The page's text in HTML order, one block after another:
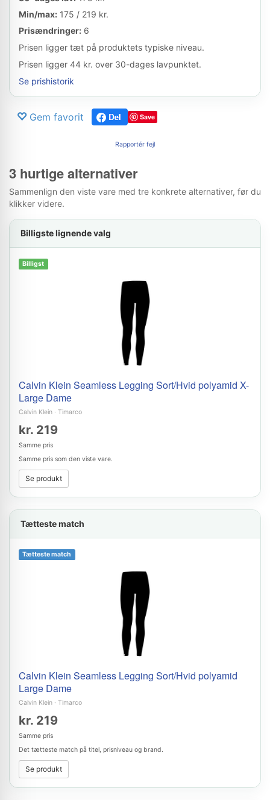
Min/max: 175 / 219 kr.
Prisændringer: 6
Prisen ligger tæt på produktets typiske niveau.
Prisen ligger 44 kr. over 30-dages lavpunktet.
Se prishistorik
Gem favorit Save
Rapportér fejl
3 hurtige alternativer
Sammenlign den viste vare med tre konkrete alternativer, før du
klikker videre.
Billigste lignende valg
Billigst
Calvin Klein Seamless Legging Sort/Hvid polyamid X-
Large Dame
Calvin Klein · Timarco
kr. 219
Samme pris
Samme pris som den viste vare.
Se produkt
Tætteste match
Tætteste match
Calvin Klein Seamless Legging Sort/Hvid polyamid
Large Dame
Calvin Klein · Timarco
kr. 219
Samme pris
Det tætteste match på titel, prisniveau og brand.
Se produkt